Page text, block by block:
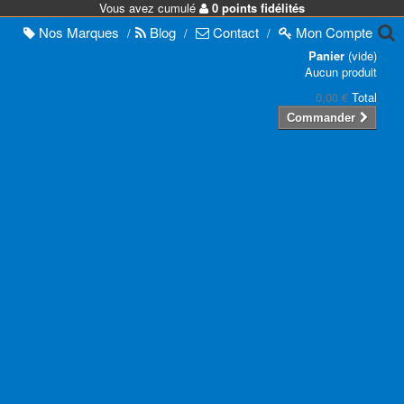
Vous avez cumulé 0 points fidélités
Nos Marques / Blog / Contact / MonCompte
Panier (vide)
Aucun produit
0,00 € Total
Commander